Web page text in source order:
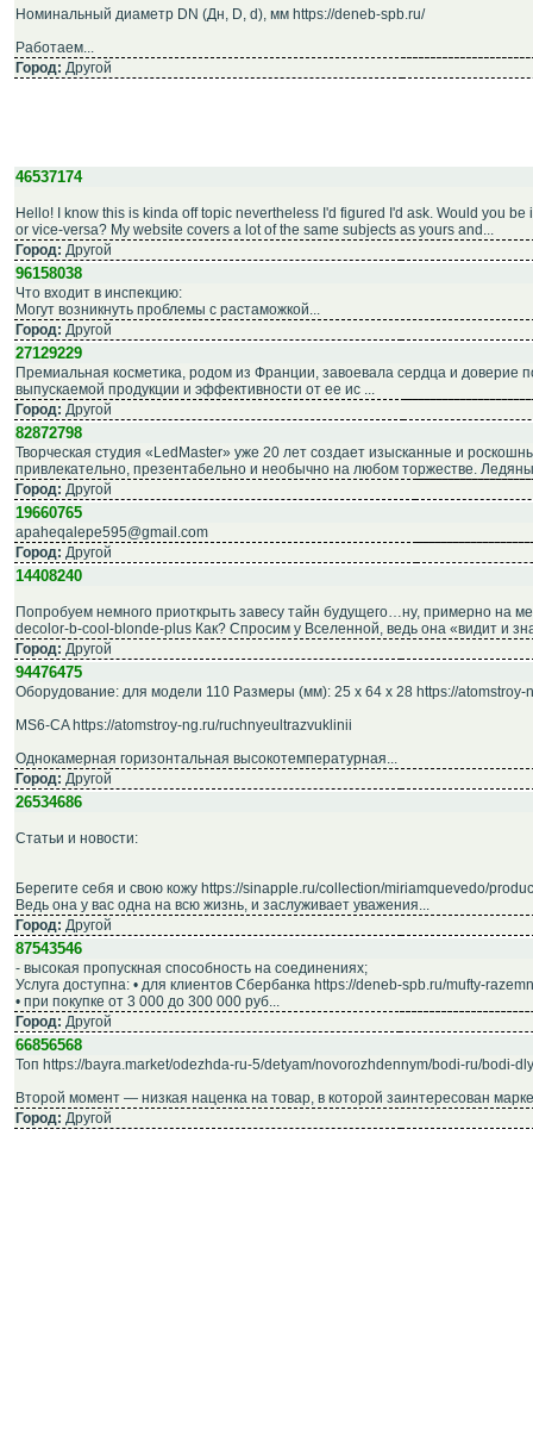
Номинальный диаметр DN (Дн, D, d), мм https://deneb-spb.ru/
Работаем...
Город: Другой
46537174
Hello! I know this is kinda off topic nevertheless I'd figured I'd ask. Would you
or vice-versa? My website covers a lot of the same subjects as yours and...
Город: Другой
96158038
Что входит в инспекцию:
Могут возникнуть проблемы с растаможкой...
Город: Другой
27129229
Премиальная косметика, родом из Франции, завоевала сердца и доверие
выпускаемой продукции и эффективности от ее ис ...
Город: Другой
82872798
Творческая студия «LedMaster» уже 20 лет создает изысканные и
привлекательно, презентабельно и необычно на любом торжестве.
Город: Другой
19660765
apaheqalepe595@gmail.com
Город: Другой
14408240
Попробуем немного приоткрыть завесу тайн будущего…ну, примерно на
decolor-b-cool-blonde-plus Как? Спросим у Вселенной, ведь она «видит и
Город: Другой
94476475
Оборудование: для модели 110 Размеры (мм): 25 x 64 x 28 https://atomstroy-
MS6-CA https://atomstroy-ng.ru/ruchnyeultrazvuklinii
Однокамерная горизонтальная высокотемпературная...
Город: Другой
26534686
Статьи и новости:
Берегите себя и свою кожу https://sinapple.ru/collection/miriamquevedo/
Ведь она у вас одна на всю жизнь, и заслуживает уважения...
Город: Другой
87543546
- высокая пропускная способность на соединениях;
Услуга доступна: • для клиентов Сбербанка https://deneb-spb.ru/mufty-
• при покупке от 3 000 до 300 000 руб...
Город: Другой
66856568
Топ https://bayra.market/odezhda-ru-5/detyam/novorozhdennym/bodi-ru/bodi-
Второй момент — низкая наценка на товар, в которой заинтересован
Город: Другой